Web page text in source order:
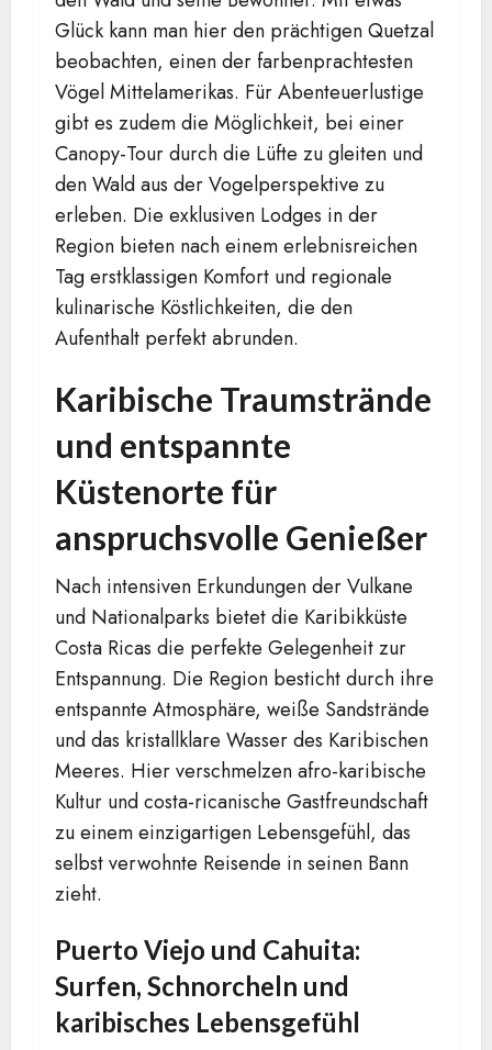
Glück kann man hier den prächtigen Quetzal
beobachten, einen der farbenprachtesten
Vögel Mittelamerikas. Für Abenteuerlustige
gibt es zudem die Möglichkeit, bei einer
Canopy-Tour durch die Lüfte zu gleiten und
den Wald aus der Vogelperspektive zu
erleben. Die exklusiven Lodges in der
Region bieten nach einem erlebnisreichen
Tag erstklassigen Komfort und regionale
kulinarische Köstlichkeiten, die den
Aufenthalt perfekt abrunden.
Karibische Traumstrände
und entspannte
Küstenorte für
anspruchsvolle Genießer
Nach intensiven Erkundungen der Vulkane
und Nationalparks bietet die Karibikküste
Costa Ricas die perfekte Gelegenheit zur
Entspannung. Die Region besticht durch ihre
entspannte Atmosphäre, weiße Sandstrände
und das kristallklare Wasser des Karibischen
Meeres. Hier verschmelzen afro-karibische
Kultur und costa-ricanische Gastfreundschaft
zu einem einzigartigen Lebensgefühl, das
selbst verwohnte Reisende in seinen Bann
zieht.
Puerto Viejo und Cahuita:
Surfen, Schnorcheln und
karibisches Lebensgefühl